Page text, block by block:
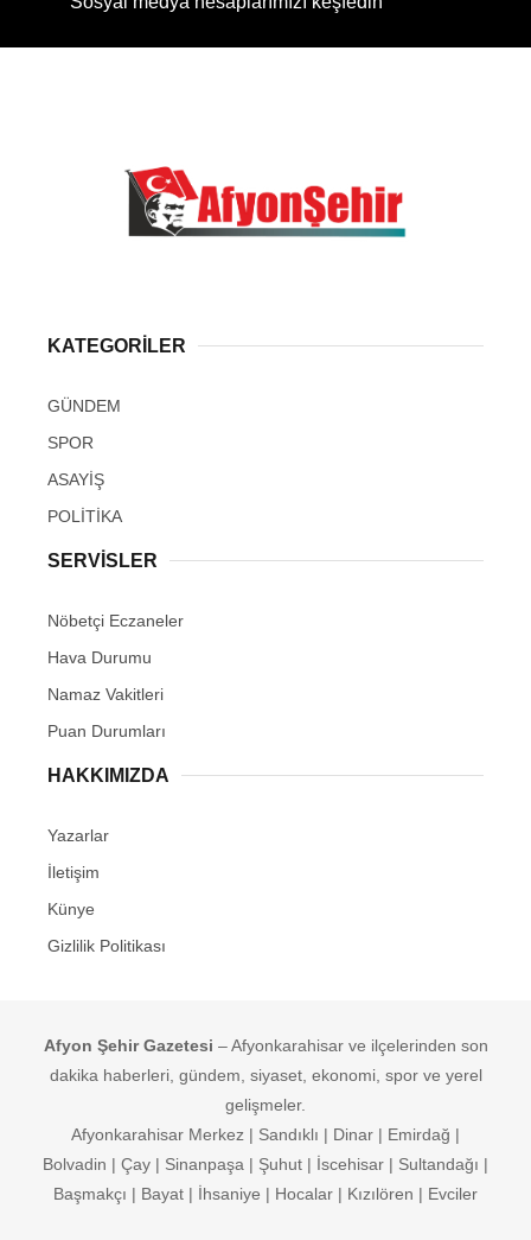
KATEGORİLER
GÜNDEM
SPOR
ASAYİŞ
POLİTİKA
SERVİSLER
Nöbetçi Eczaneler
Hava Durumu
Namaz Vakitleri
Puan Durumları
HAKKIMIZDA
Yazarlar
İletişim
Künye
Gizlilik Politikası
Afyon Şehir Gazetesi – Afyonkarahisar ve ilçelerinden son
dakika haberleri, gündem, siyaset, ekonomi, spor ve yerel
gelişmeler.
Afyonkarahisar Merkez | Sandıklı | Dinar | Emirdağ |
Bolvadin | Çay | Sinanpaşa | Şuhut | İscehisar | Sultandağı |
Başmakçı | Bayat | İhsaniye | Hocalar | Kızılören | Evciler